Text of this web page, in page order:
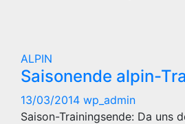
ALPIN
Saisonende alpin-
13/03/2014 wp_admin
Saison-Trainingsende: Da uns